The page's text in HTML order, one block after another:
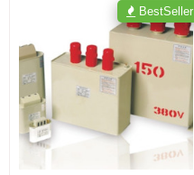
BestSeller